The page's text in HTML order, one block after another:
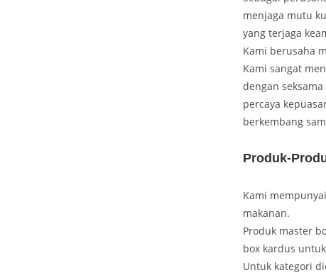
menjaga mutu
yang terjaga
Kami berusaha
Kami sangat
dengan
percaya
berkembang
Produk-
Kami
makanan.
Produk master
box kardus
Untuk kategori